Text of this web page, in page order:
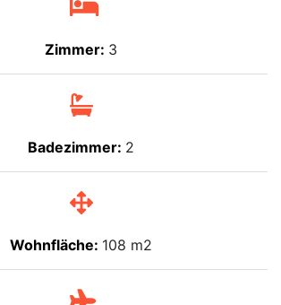
Zimmer: 3
Badezimmer: 2
Wohnfläche: 108 m2